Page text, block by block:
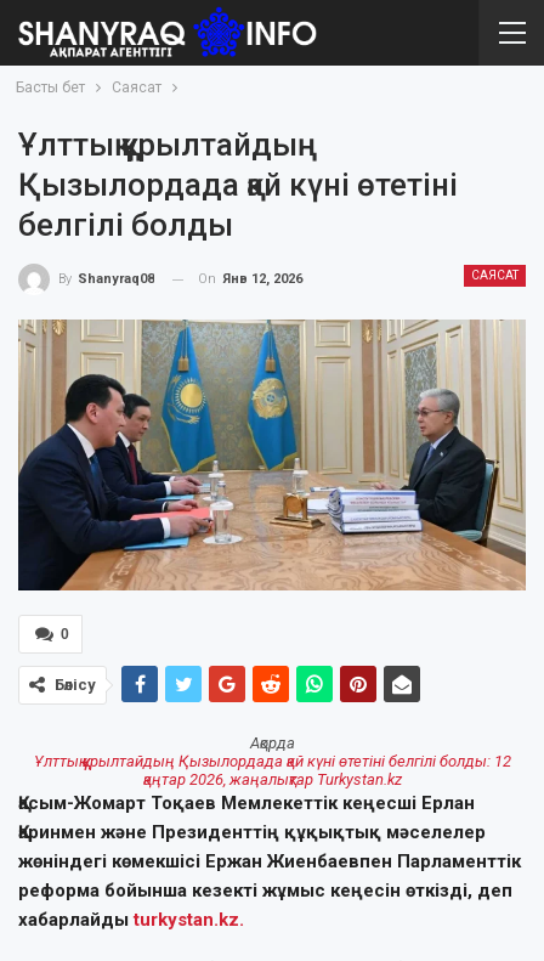
Басты бет Саясат
Ұлттық құрылтайдың
Қызылордада қай күні өтетіні
белгілі болды
САЯСАТ
By Shanyraq08 On Янв 12, 2026
0
Бөлісу
Ақорда
Ұлттық құрылтайдың Қызылордада қай күні өтетіні белгілі болды: 12
қаңтар 2026, жаңалықтар Turkystan.kz
Қасым-Жомарт Тоқаев Мемлекеттік кеңесші Ерлан
Қаринмен және Президенттің құқықтық мәселелер
жөніндегі көмекшісі Ержан Жиенбаевпен Парламенттік
реформа бойынша кезекті жұмыс кеңесін өткізді, деп
хабарлайдыturkystan.kz.